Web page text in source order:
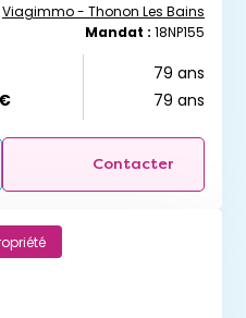
Viagimmo - Thonon Les Bains
Mandat : 18NP155
79 ans
79 ans
Contacter